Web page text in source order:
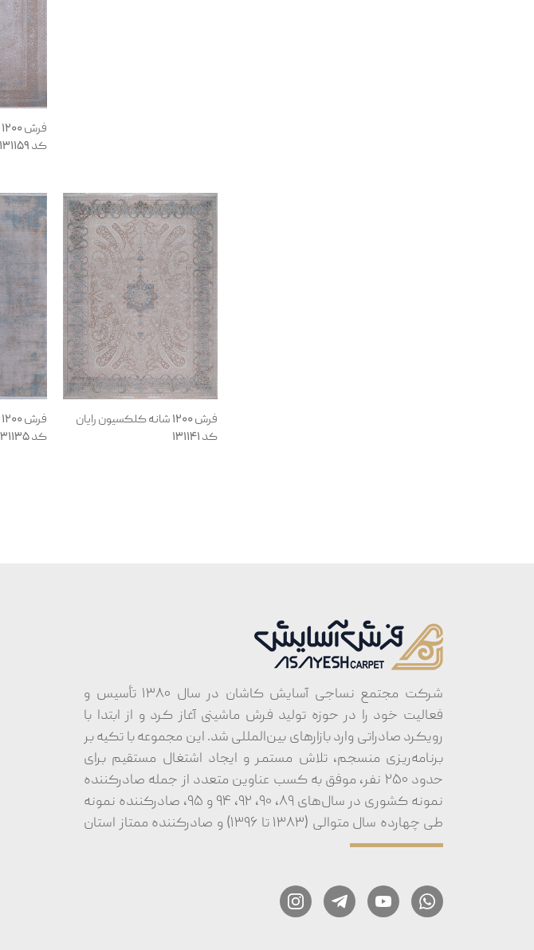
کد 131159
فرش 1200 شانه کلکسیون رایان
کد 131141
کد 131135
شرکت مجتمع نساجی آسایش کاشان در سال ۱۳۸۰ تأسیس و
فعالیت خود را در حوزه تولید فرش ماشینی آغاز کرد و از ابتدا با
رویکرد صادراتی وارد بازارهای بین‌المللی شد. این مجموعه با تکیه بر
برنامه‌ریزی منسجم، تلاش مستمر و ایجاد اشتغال مستقیم برای
حدود ۲۵۰ نفر، موفق به کسب عناوین متعدد از جمله صادرکننده
نمونه کشوری در سال‌های ۸۹، ۹۰، ۹۲، ۹۴ و ۹۵، صادرکننده نمونه
طی چهارده سال متوالی (۱۳۸۳ تا ۱۳۹۶) و صادرکننده ممتاز استان
اصفهان در سال‌های ۱۳۹۷ و ۱۳۹۸ شده است.